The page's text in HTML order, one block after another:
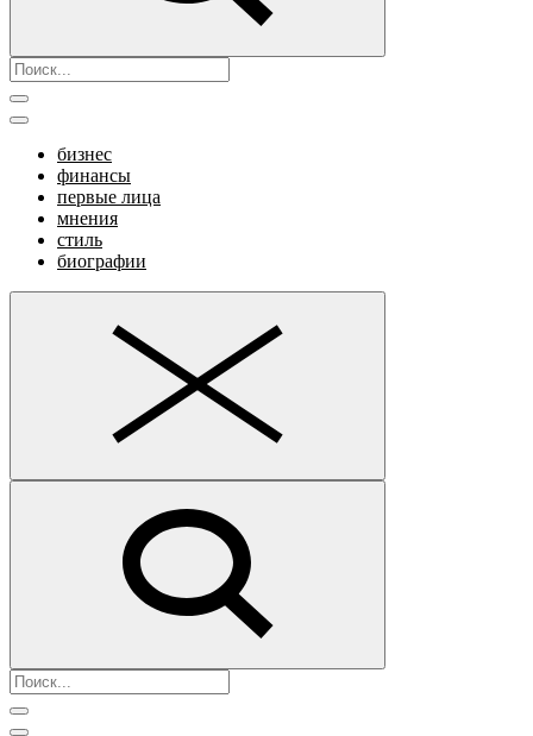
бизнес
финансы
первые лица
мнения
стиль
биографии